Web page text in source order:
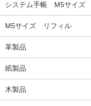
システム手帳 M5サイズ
M5サイズ リフィル
革製品
紙製品
木製品